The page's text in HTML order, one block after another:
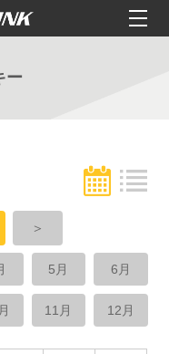
ー
＞
5月 6月
11月 12月